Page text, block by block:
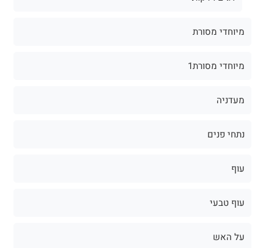
מיוחדי מסורת
מיוחדי מסורת1
מעדניה
נתחי פנים
עוף
עוף טבעי
על האש